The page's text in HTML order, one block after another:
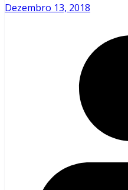
Dezembro 13, 2018